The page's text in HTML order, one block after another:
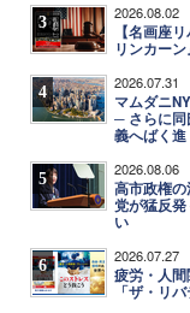
3 2026.08.02
【名画座
リンカーン
4 2026.07.31
マムダニ
─ さらに同
義へばく進
5 2026.08.06
高市政権
党が猛反
い
6 2026.07.27
疲労・人
「ザ・リ